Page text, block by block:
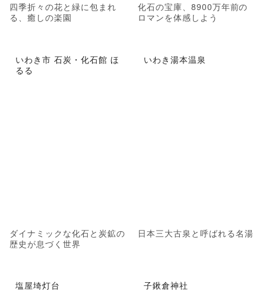
四季折々の花と緑に包まれ
る、癒しの楽園
化石の宝庫、8900万年前の
ロマンを体感しよう
いわき市 石炭・化石館 ほ
るる
ダイナミックな化石と炭鉱の
歴史が息づく世界
いわき湯本温泉
日本三大古泉と呼ばれる名湯
塩屋埼灯台 子鍬倉神社